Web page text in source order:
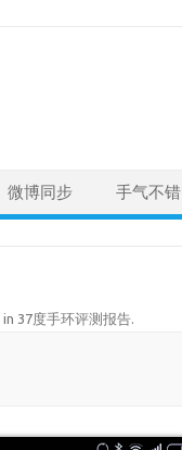
微博同步 手气不错
in 37度手环评测报告.